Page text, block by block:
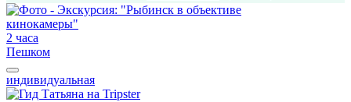
2 часа
Пешком
индивидуальная